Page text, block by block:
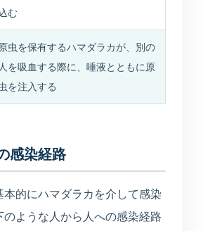
む
虫を保有するハマダラカが、別の
人を吸血する際に、唾液とともに原
を注入する
感染経路
本的にハマダラカを介して感染
のような人から人への感染経路